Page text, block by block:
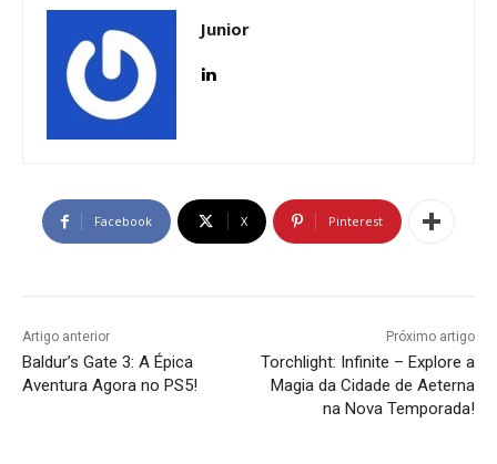
Junior
Facebook X Pinterest
Artigo anterior
Baldur’s Gate 3: A Épica
Aventura Agora no PS5!
Próximo artigo
Torchlight: Infinite – Explore a
Magia da Cidade de Aeterna
na Nova Temporada!